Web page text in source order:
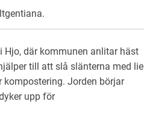
Hjo, där kommunen anlitar häst
till att slå slänterna med lie
Jorden börjar
upp för